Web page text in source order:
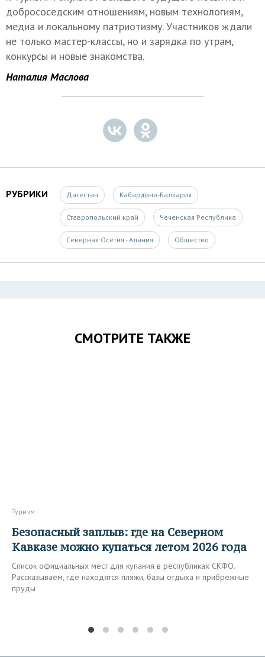
добрососедским отношениям, новым технологиям,
медиа и локальному патриотизму. Участников ждали
не только мастер-классы, но и зарядка по утрам,
конкурсы и новые знакомства.
Наталия Маслова
РУБРИКИ Дагестан Кабардино-Балкария
Ставропольский край Чеченская Республика
Северная Осетия - Алания Общество
СМОТРИТЕ ТАКЖЕ
Туризм
Безопасный заплыв: где на Северном
Кавказе можно купаться летом 2026 года
Список официальных мест для купания в республиках СКФО.
Рассказываем, где находятся пляжи, базы отдыха и прибрежные
пруды